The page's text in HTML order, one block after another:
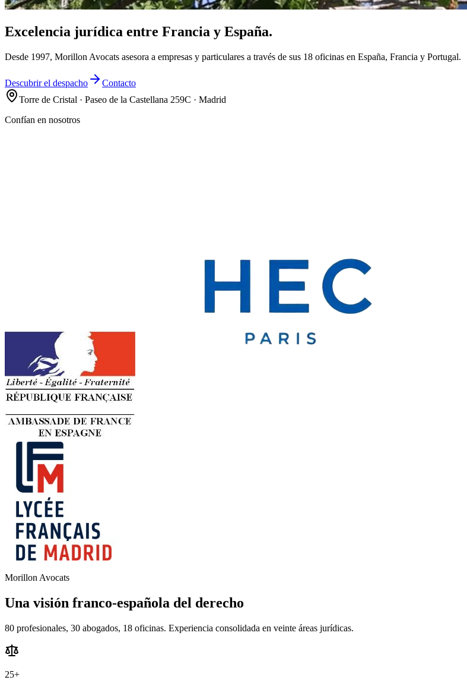
Excelencia jurídica entre Francia y España.
Desde 1997, Morillon Avocats asesora a empresas y particulares a través de sus 18 oficinas en España, Francia y Portugal.
Descubrir el despacho
Contacto
Torre de Cristal · Paseo de la Castellana 259C · Madrid
Confían en nosotros
Morillon Avocats
Una visión franco-española del derecho
80 profesionales, 30 abogados, 18 oficinas. Experiencia consolidada en veinte áreas jurídicas.
25+